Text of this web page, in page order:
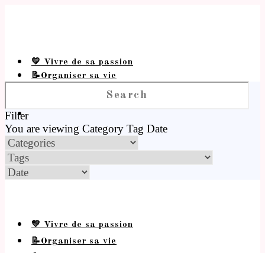
💛 Vivre de sa passion
📝Organiser sa vie
Filter
You are viewing Category Tag Date
💛 Vivre de sa passion
📝Organiser sa vie